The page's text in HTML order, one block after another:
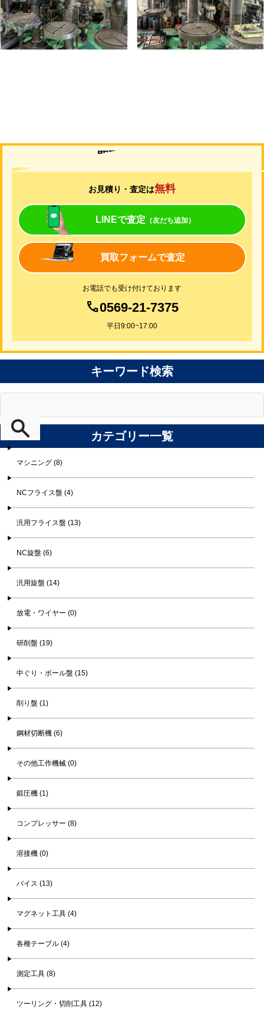
形 式YD2-55
年 式-
形 式YUD-600
年 式-
買取について
お見積り・査定は無料
LINEで査定 （友だち追加）
買取フォームで査定
お電話でも受け付けております
0569-21-7375
平日9:00~17:00
キーワード検索
カテゴリー一覧
マシニング (8)
NCフライス盤 (4)
汎用フライス盤 (13)
NC旋盤 (6)
汎用旋盤 (14)
放電・ワイヤー (0)
研削盤 (19)
中ぐり・ボール盤 (15)
削り盤 (1)
鋼材切断機 (6)
その他工作機械 (0)
鍛圧機 (1)
コンプレッサー (8)
溶接機 (0)
バイス (13)
マグネット工具 (4)
各種テーブル (4)
測定工具 (8)
ツーリング・切削工具 (12)